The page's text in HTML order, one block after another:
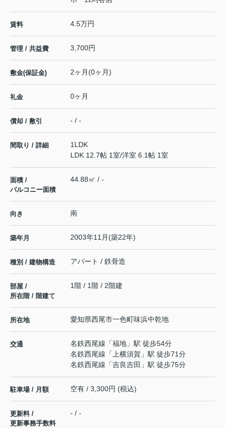
賃料 4.5万円
管理 / 共益費 3,700円
敷金(保証金) 2ヶ月(0ヶ月)
礼金 0ヶ月
償却 / 敷引 - / -
間取り / 詳細
1LDK
LDK 12.7帖 1室/洋室 6.1帖 1室
面積 /
バルコニー面積
44.88㎡ / -
向き 南
築年月 2003年11月(築22年)
種別 / 建物構造 アパート / 鉄骨造
部屋 /
所在階 / 階建て
1階 / 1階 / 2階建
所在地 愛知県西尾市一色町味浜中乾地
交通 名鉄西尾線 「福地 」駅 徒歩54分
名鉄西尾線 「 上横須賀 」駅 徒歩71分
名鉄西尾線 「吉良吉田 」駅 徒歩75分
駐車場 / 月額 空有 / 3,300円 (税込)
更新料 /
更新事務手数料
- / -